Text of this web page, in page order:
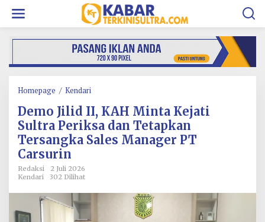
w
Homepage / Kendari
m
o
J
i
Demo Jilid II, KAH Minta Kejati
Sultra Periksa dan Tetapkan
Tersangka Sales Manager PT
Carsurin
Redaksi
2 Juli 2026
Kendari
302 Dilihat